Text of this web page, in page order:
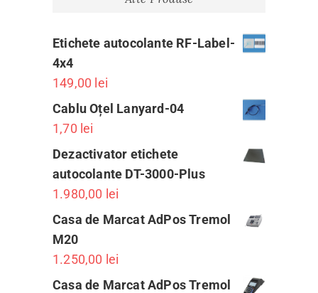
Etichete autocolante RF-Label-
4x4
149,00 lei
Cablu Oțel Lanyard-04
1,70 lei
Dezactivator etichete
autocolante DT-3000-Plus
1.980,00 lei
Casa de Marcat AdPos Tremol
M20
1.250,00 lei
Casa de Marcat AdPos Tremol